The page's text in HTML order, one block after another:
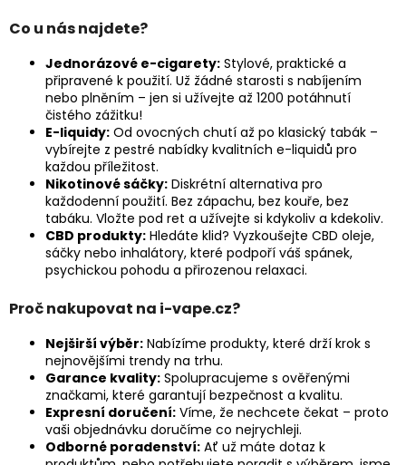
Co u nás najdete?
Jednorázové e-cigarety: Stylové, praktické a
připravené k použití. Už žádné starosti s nabíjením
nebo plněním – jen si užívejte až 1200 potáhnutí
čistého zážitku!
E-liquidy: Od ovocných chutí až po klasický tabák –
vybírejte z pestré nabídky kvalitních e-liquidů pro
každou příležitost.
Nikotinové sáčky: Diskrétní alternativa pro
každodenní použití. Bez zápachu, bez kouře, bez
tabáku. Vložte pod ret a užívejte si kdykoliv a kdekoliv.
CBD produkty: Hledáte klid? Vyzkoušejte CBD oleje,
sáčky nebo inhalátory, které podpoří váš spánek,
psychickou pohodu a přirozenou relaxaci.
Proč nakupovat na i-vape.cz?
Nejširší výběr: Nabízíme produkty, které drží krok s
nejnovějšími trendy na trhu.
Garance kvality: Spolupracujeme s ověřenými
značkami, které garantují bezpečnost a kvalitu.
Expresní doručení: Víme, že nechcete čekat – proto
vaši objednávku doručíme co nejrychleji.
Odborné poradenství: Ať už máte dotaz k